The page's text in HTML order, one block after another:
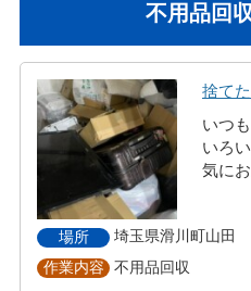
不用品回
捨て
いつ
いろ
気に
場所
埼玉県滑川町山田
作業内容
不用品回収